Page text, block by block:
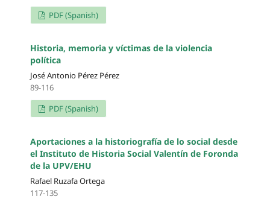
PDF (Spanish)
Historia, memoria y víctimas de la violencia
política
José Antonio Pérez Pérez
89-116
PDF (Spanish)
Aportaciones a la historiografía de lo social desde
el Instituto de Historia Social Valentín de Foronda
de la UPV/EHU
Rafael Ruzafa Ortega
117-135